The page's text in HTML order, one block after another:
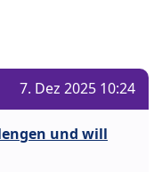
7. Dez 2025 10:24
und will